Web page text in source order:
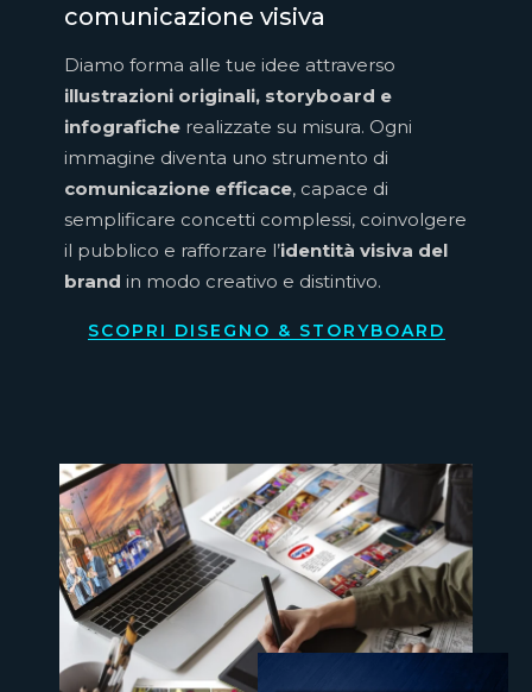
comunicazione visiva
Diamo forma alle tue idee attraverso
illustrazioni originali, storyboard e
infograficherealizzate su misura. Ogni
immagine diventa uno strumento di
comunicazione efficace, capace di
semplificare concetti complessi, coinvolgere
il pubblico e rafforzare l’identità visiva del
brand in modo creativo e distintivo.
SCOPRI DISEGNO & STORYBOARD